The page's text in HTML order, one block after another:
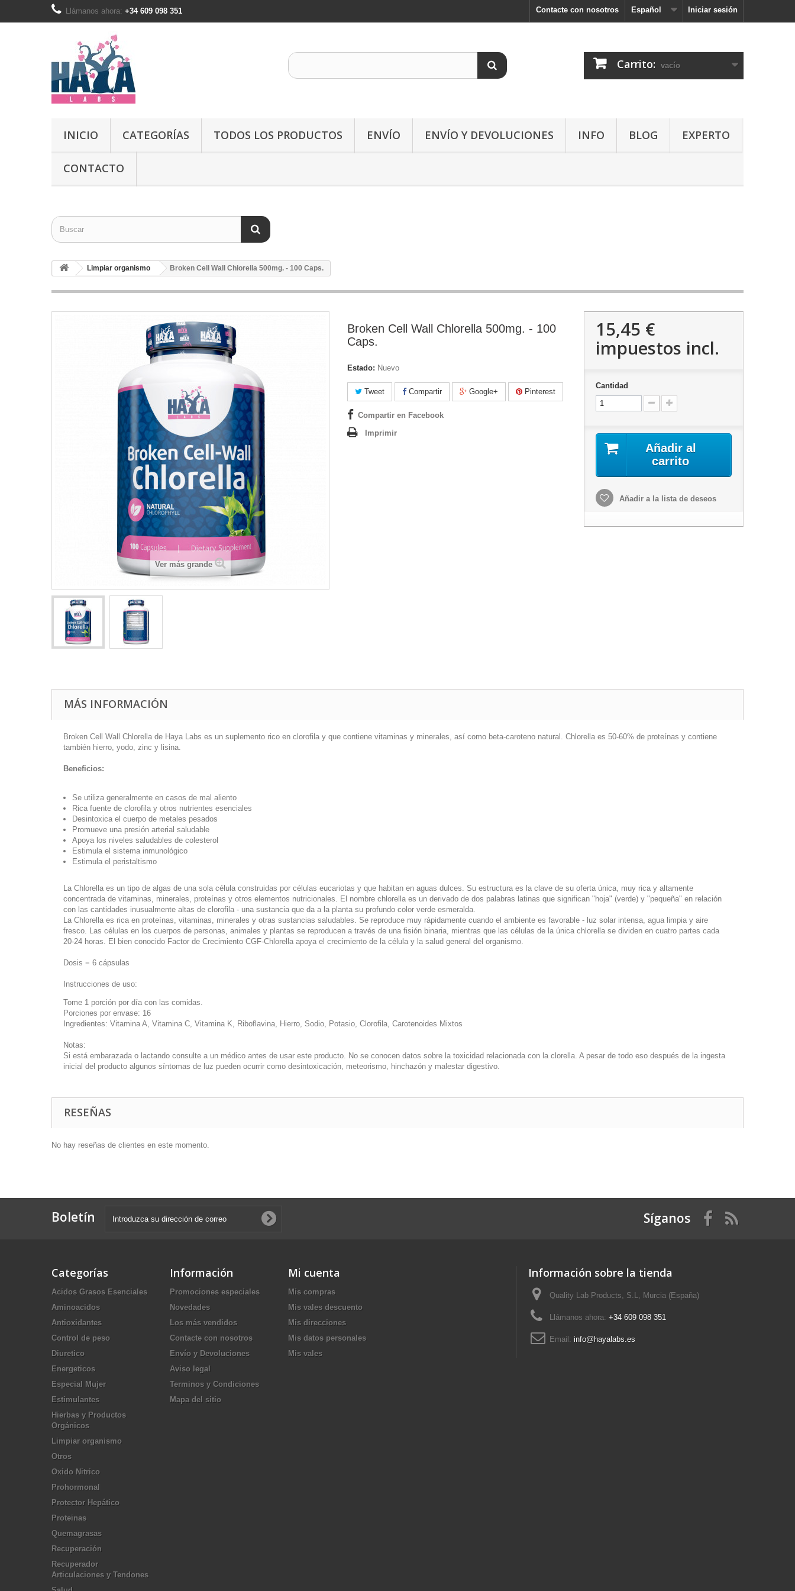
Iniciar sesión
Español
Contacte con nosotros
Llámanos ahora: +34 609 098 351
Carrito: vacío
INICIO CATEGORÍAS TODOS LOS PRODUCTOS ENVÍO ENVÍO Y DEVOLUCIONES INFO BLOG EXPERTO
CONTACTO
Limpiar organismo Broken Cell Wall Chlorella 500mg. - 100 Caps.
Ver más grande
Broken Cell Wall Chlorella 500mg. - 100
Caps.
Estado: Nuevo
Tweet Compartir Google+ Pinterest
Compartir en Facebook
Imprimir
15,45 €
impuestos incl.
Cantidad
Añadir al
carrito
Añadir a la lista de deseos
MÁS INFORMACIÓN
Broken Cell Wall Chlorella de Haya Labs es un suplemento rico en clorofila y que contiene vitaminas y minerales, así como beta-caroteno natural. Chlorella es 50-60% de proteínas y contiene
también hierro, yodo, zinc y lisina.
Beneficios:
Se utiliza generalmente en casos de mal aliento
Rica fuente de clorofila y otros nutrientes esenciales
Desintoxica el cuerpo de metales pesados
Promueve una presión arterial saludable
Apoya los niveles saludables de colesterol
Estimula el sistema inmunológico
Estimula el peristaltismo
La Chlorella es un tipo de algas de una sola célula construidas por células eucariotas y que habitan en aguas dulces. Su estructura es la clave de su oferta única, muy rica y altamente
concentrada de vitaminas, minerales, proteínas y otros elementos nutricionales. El nombre chlorella es un derivado de dos palabras latinas que significan "hoja" (verde) y "pequeña" en relación
con las cantidades inusualmente altas de clorofila - una sustancia que da a la planta su profundo color verde esmeralda.
La Chlorella es rica en proteínas, vitaminas, minerales y otras sustancias saludables. Se reproduce muy rápidamente cuando el ambiente es favorable - luz solar intensa, agua limpia y aire
fresco. Las células en los cuerpos de personas, animales y plantas se reproducen a través de una fisión binaria, mientras que las células de la única chlorella se dividen en cuatro partes cada
20-24 horas. El bien conocido Factor de Crecimiento CGF-Chlorella apoya el crecimiento de la célula y la salud general del organismo.
Dosis = 6 cápsulas
Instrucciones de uso:
Tome 1 porción por día con las comidas.
Porciones por envase: 16
Ingredientes: Vitamina A, Vitamina C, Vitamina K, Riboflavina, Hierro, Sodio, Potasio, Clorofila, Carotenoides Mixtos
Notas:
Si está embarazada o lactando consulte a un médico antes de usar este producto. No se conocen datos sobre la toxicidad relacionada con la clorella. A pesar de todo eso después de la ingesta
inicial del producto algunos síntomas de luz pueden ocurrir como desintoxicación, meteorismo, hinchazón y malestar digestivo.
RESEÑAS
No hay reseñas de clientes en este momento.
Boletín Síganos
Categorías
Acidos Grasos Esenciales
Aminoacidos
Antioxidantes
Control de peso
Diuretico
Energeticos
Especial Mujer
Estimulantes
Hierbas y Productos
Orgánicos
Limpiar organismo
Otros
Oxido Nitrico
Prohormonal
Protector Hepático
Proteinas
Quemagrasas
Recuperación
Recuperador
Articulaciones y Tendones
Información
Promociones especiales
Novedades
Los más vendidos
Contacte con nosotros
Envío y Devoluciones
Aviso legal
Terminos y Condiciones
Mapa del sitio
Mi cuenta
Mis compras
Mis vales descuento
Mis direcciones
Mis datos personales
Mis vales
Información sobre la tienda
Quality Lab Products, S.L, Murcia (España)
Llámanos ahora: +34 609 098 351
Email: info@hayalabs.es